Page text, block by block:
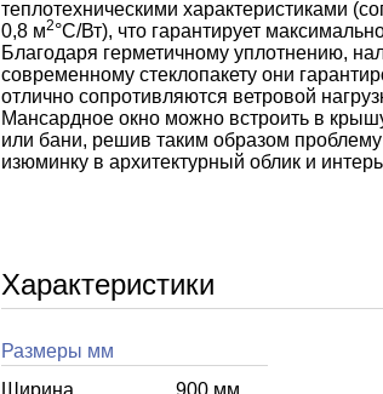
теплотехническими характеристиками
0,8 м2°С/Вт), что гарантирует
Благодаря герметичному уплотнению,
современному стеклопакету они
отлично сопротивляются ветровой
Мансардное окно можно встроить в
или бани, решив таким образом
изюминку в архитектурный облик и
Характеристики
Размеры мм
Ширина
900 мм